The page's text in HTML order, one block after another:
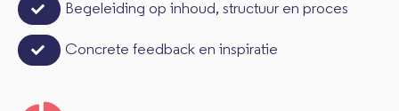
Begeleiding op inhoud, structuur en proces
Concrete feedback en inspiratie